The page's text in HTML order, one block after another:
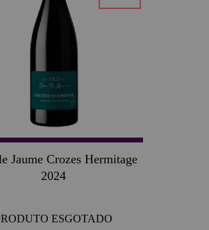
Jaume Crozes Hermitage
2024
ESGOTADO